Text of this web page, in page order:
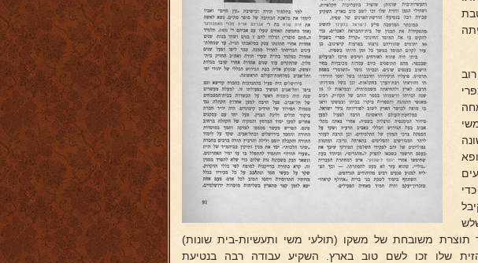
משובחת של משקו (תולעי משי ותעשיות-בית שונות)
שלו זכו לשם טוב בארץ. השקיע עבודה רבה בנטיעת